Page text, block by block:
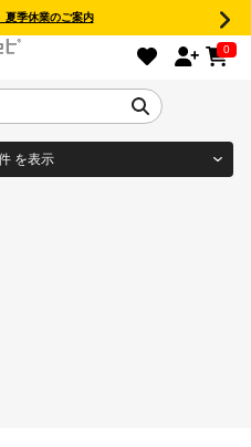
夏季休業のご案内
0
を表示